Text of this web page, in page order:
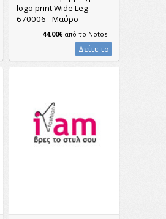
logo print Wide Leg -
670006 - Μαύρο
44.00€από το Notos
Δείτε το